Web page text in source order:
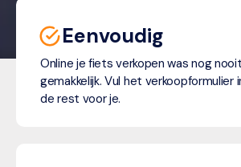
Eenvoudig
Online je fiets verkopen was nog
gemakkelijk. Vul het verkoopformulier
de rest voor je.